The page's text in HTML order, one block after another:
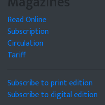
Read Online
Subscription
Circulation
Tariff
Subscribe to print edition
Subscribe to digital edition